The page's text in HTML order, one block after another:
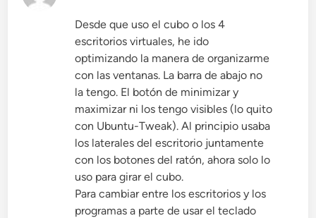
Desde que uso el cubo o los 4
escritorios virtuales, he ido
optimizando la manera de organizarme
con las ventanas. La barra de abajo no
la tengo. El botón de minimizar y
maximizar ni los tengo visibles (lo quito
con Ubuntu-Tweak). Al principio usaba
los laterales del escritorio juntamente
con los botones del ratón, ahora solo lo
uso para girar el cubo.
Para cambiar entre los escritorios y los
programas a parte de usar el teclado